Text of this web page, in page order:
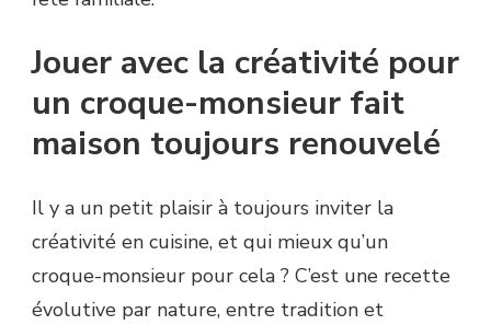
Jouer avec la créativité pour
un croque-monsieur fait
maison toujours renouvelé
Il y a un petit plaisir à toujours inviter la
créativité en cuisine, et qui mieux qu’un
croque-monsieur pour cela ? C’est une recette
évolutive par nature, entre tradition et